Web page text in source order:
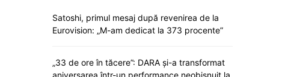
Satoshi, primul mesaj după revenirea de la
Eurovision: „M-am dedicat la 373 procente”
„33 de ore în tăcere”: DARA și-a transformat
aniversarea într-un performance neobișnuit la